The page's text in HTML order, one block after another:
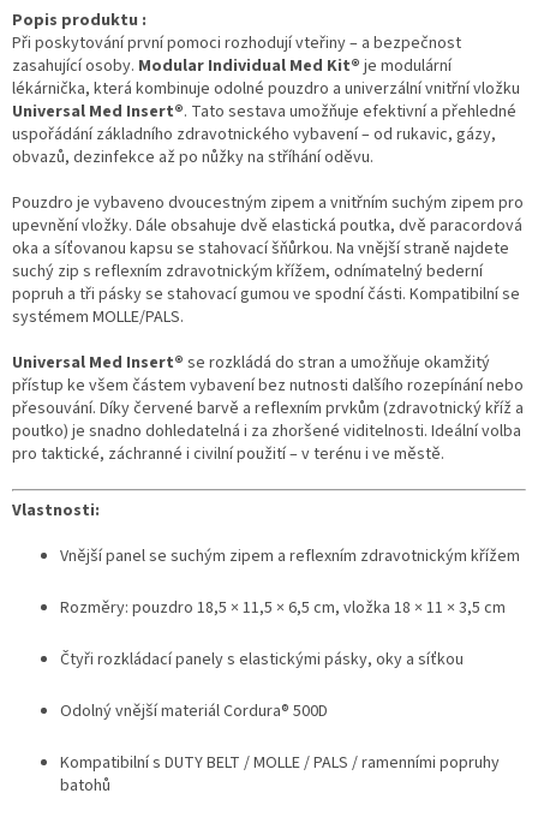
Popis produktu :
Při poskytování první pomoci rozhodují vteřiny – a bezpečnost
zasahující osoby. Modular Individual Med Kit® je modulární
lékárnička, která kombinuje odolné pouzdro a univerzální vnitřní vložku
Universal Med Insert®. Tato sestava umožňuje efektivní a přehledné
uspořádání základního zdravotnického vybavení – od rukavic, gázy,
obvazů, dezinfekce až po nůžky na stříhání oděvu.
Pouzdro je vybaveno dvoucestným zipem a vnitřním suchým zipem pro
upevnění vložky. Dále obsahuje dvě elastická poutka, dvě paracordová
oka a síťovanou kapsu se stahovací šňůrkou. Na vnější straně najdete
suchý zip s reflexním zdravotnickým křížem, odnímatelný bederní
popruh a tři pásky se stahovací gumou ve spodní části. Kompatibilní se
systémem MOLLE/PALS.
Universal Med Insert® se rozkládá do stran a umožňuje okamžitý
přístup ke všem částem vybavení bez nutnosti dalšího rozepínání nebo
přesouvání. Díky červené barvě a reflexním prvkům (zdravotnický kříž a
poutko) je snadno dohledatelná i za zhoršené viditelnosti. Ideální volba
pro taktické, záchranné i civilní použití – v terénu i ve městě.
Vlastnosti:
Vnější panel se suchým zipem a reflexním zdravotnickým křížem
Rozměry: pouzdro 18,5 × 11,5 × 6,5 cm, vložka 18 × 11 × 3,5 cm
Čtyři rozkládací panely s elastickými pásky, oky a síťkou
Odolný vnější materiál Cordura® 500D
Kompatibilní s DUTY BELT / MOLLE / PALS / ramenními popruhy
batohů